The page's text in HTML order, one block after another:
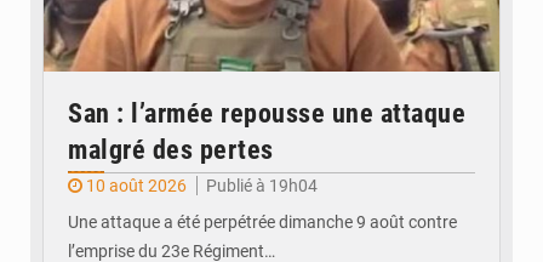
San : l’armée repousse une attaque
malgré des pertes
10 août 2026
Publié à 19h04
Une attaque a été perpétrée dimanche 9 août contre
l’emprise du 23e Régiment…